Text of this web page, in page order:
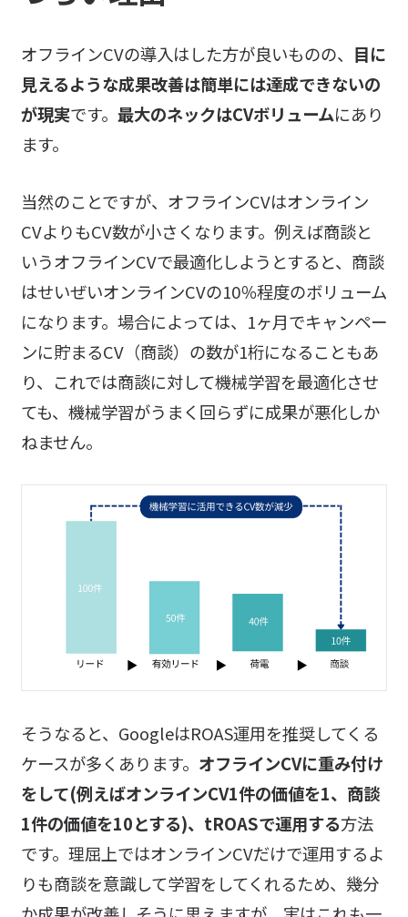
オフラインCVの導入はした方が良いものの、 目に
見えるような成果改善は簡単には達成できないの
が現実です。 最大のネックはCVボリュームにあり
ます。
当然のことですが、オフラインCVはオンライン
CVよりもCV数が小さくなります。例えば商談と
いうオフラインCVで最適化しようとすると、商談
はせいぜいオンラインCVの10％程度のボリューム
になります。場合によっては、1ヶ月でキャンペー
ンに貯まるCV（商談）の数が1桁になることもあ
り、これでは商談に対して機械学習を最適化させ
ても、機械学習がうまく回らずに成果が悪化しか
ねません。
そうなると、GoogleはROAS運用を推奨してくる
ケースが多くあります。 オフラインCVに重み付け
をして(例えばオンラインCV1件の価値を1、商談
1件の価値を10とする)、tROASで運用する方法
です。理屈上ではオンラインCVだけで運用するよ
りも商談を意識して学習をしてくれるため、幾分